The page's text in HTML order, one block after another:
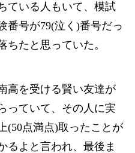
ている人もいて、模試
番号が79(泣く)番号だっ
ちたと思っていた。
高を受ける賢い友達が
っていて、その人に実
(50点満点)取ったことが
るよと言われ、最後ま